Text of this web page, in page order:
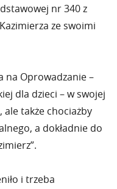
nr 340 z
ze swoimi
na Oprowadzanie –
dla dzieci – w swojej
także chociażby
a dokładnie do
i trzeba